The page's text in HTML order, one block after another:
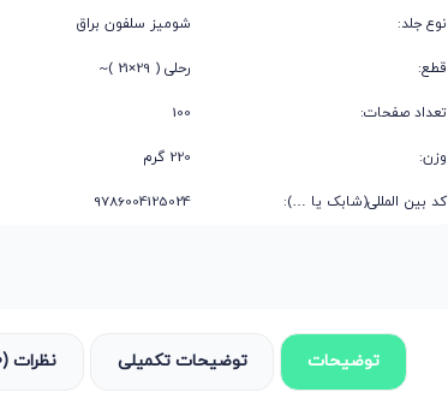
نوع جلد: شومیز سلفون براق
قطع: رحلی ( 29×21 )~
تعداد صفحات: 100
وزن: 220 گرم
کد بین المللی(شابک یا …): 9786004125024
توضیحات توضیحات تکمیلی نظرات (0)